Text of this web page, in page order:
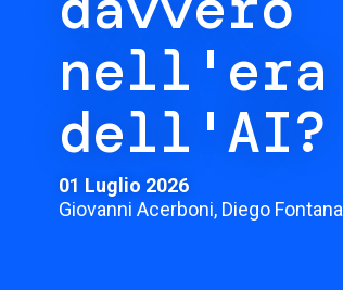
nell'era
dell'AI?
01 Luglio 2026
Giovanni Acerboni, Diego Fontana